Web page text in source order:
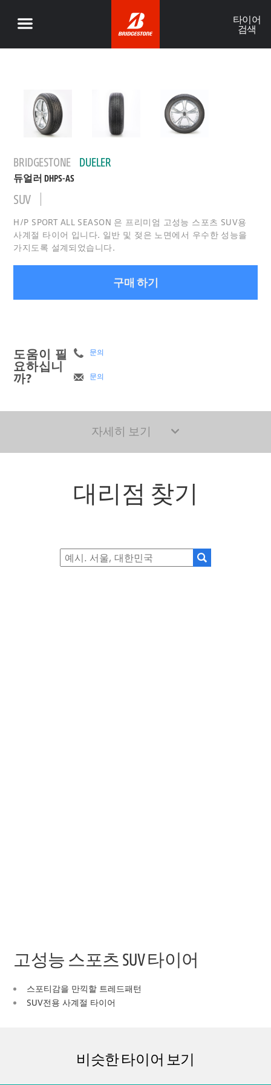
타이어
검색
BRIDGESTONE DUELER
듀얼러 DHPS-AS
SUV
H/P SPORT ALL SEASON 은 프리미엄 고성능 스포츠 SUV용
사계절 타이어 입니다. 일반 및 젖은 노면에서 우수한 성능을
가지도록 설계되었습니다.
구매 하기
도움이 필
요하십니
까?
문의
문의
자세히 보기
대리점 찾기
고성능 스포츠 SUV 타이어
스포티감을 만끽할 트레드패턴
SUV전용 사계절 타이어
비슷한 타이어 보기